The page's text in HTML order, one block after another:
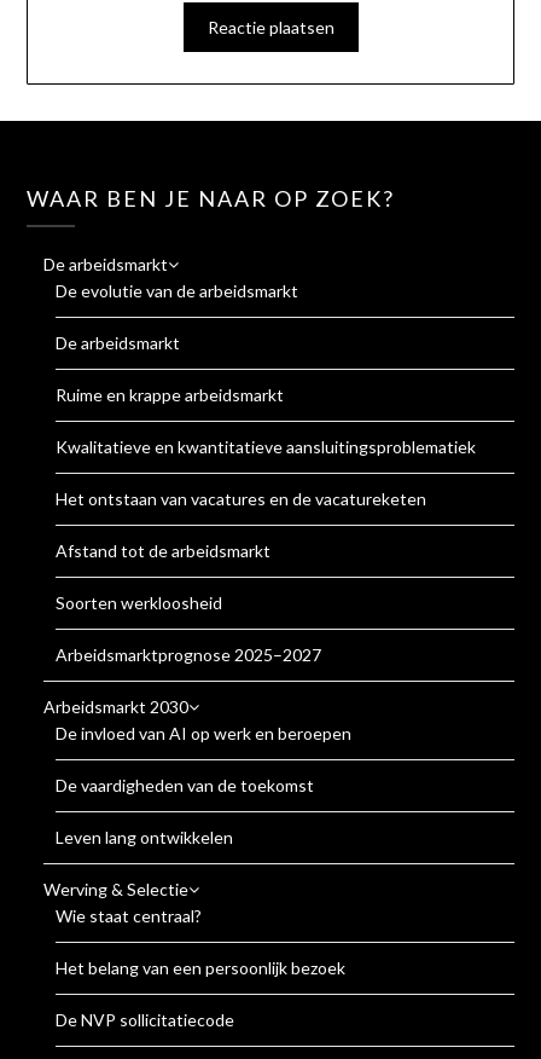
WAAR BEN JE NAAR OP ZOEK?
De arbeidsmarkt
De evolutie van de arbeidsmarkt
De arbeidsmarkt
Ruime en krappe arbeidsmarkt
Kwalitatieve en kwantitatieve aansluitingsproblematiek
Het ontstaan van vacatures en de vacatureketen
Afstand tot de arbeidsmarkt
Soorten werkloosheid
Arbeidsmarktprognose 2025–2027
Arbeidsmarkt 2030
De invloed van AI op werk en beroepen
De vaardigheden van de toekomst
Leven lang ontwikkelen
Werving & Selectie
Wie staat centraal?
Het belang van een persoonlijk bezoek
De NVP sollicitatiecode